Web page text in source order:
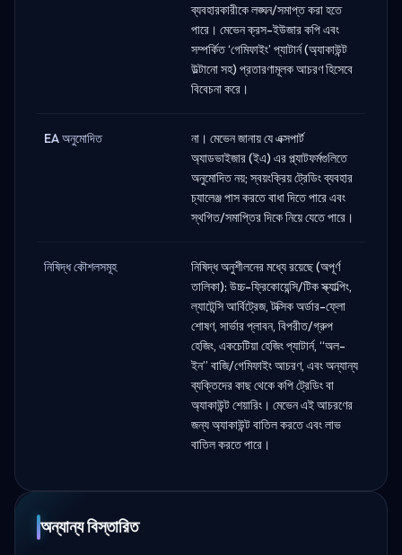
ব্যবহারকারীকে লঙ্ঘন/সমাপ্ত করা হতে
পারে। মেভেন ক্রস-ইউজার কপি এবং
সম্পর্কিত ‘গেমিফাইং’ প্যাটার্ন (অ্যাকাউন্ট
উল্টানো সহ) প্রতারণামূলক আচরণ হিসেবে
বিবেচনা করে।
EA অনুমোদিত
না। মেভেন জানায় যে এক্সপার্ট
অ্যাডভাইজার (ইএ) এর প্ল্যাটফর্মগুলিতে
অনুমোদিত নয়; স্বয়ংক্রিয় ট্রেডিং ব্যবহার
চ্যালেঞ্জ পাস করতে বাধা দিতে পারে এবং
স্থগিত/সমাপ্তির দিকে নিয়ে যেতে পারে।
নিষিদ্ধ কৌশলসমূহ
নিষিদ্ধ অনুশীলনের মধ্যে রয়েছে (অপূর্ণ
তালিকা): উচ্চ-ফ্রিকোয়েন্সি/টিক স্ক্যাল্পিং,
ল্যাটেন্সি আর্বিট্রেজ, টক্সিক অর্ডার-ফ্লো
শোষণ, সার্ভার প্লাবন, বিপরীত/গ্রুপ
হেজিং, একচেটিয়া হেজিং প্যাটার্ন, “অল-
ইন” বাজি/গেমিফাইং আচরণ, এবং অন্যান্য
ব্যক্তিদের কাছ থেকে কপি ট্রেডিং বা
অ্যাকাউন্ট শেয়ারিং। মেভেন এই আচরণের
জন্য অ্যাকাউন্ট বাতিল করতে এবং লাভ
বাতিল করতে পারে।
অন্যান্য বিস্তারিত